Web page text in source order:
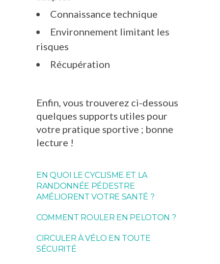
Connaissance technique
Environnement limitant les
risques
Récupération
Enfin, vous trouverez ci-dessous
quelques supports utiles pour
votre pratique sportive ; bonne
lecture !
EN QUOI LE CYCLISME ET LA
RANDONNÉE PÉDESTRE
AMÉLIORENT VOTRE SANTÉ ?
COMMENT ROULER EN PELOTON ?
CIRCULER À VÉLO EN TOUTE
SÉCURITÉ